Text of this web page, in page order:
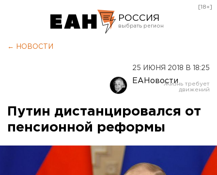
РОССИЯ
Оренбург
[18+]
← НОВОСТИ
25 ИЮНЯ 2018 В 18:25
ЕАНовости
Путин дистанцировался от
пенсионной реформы